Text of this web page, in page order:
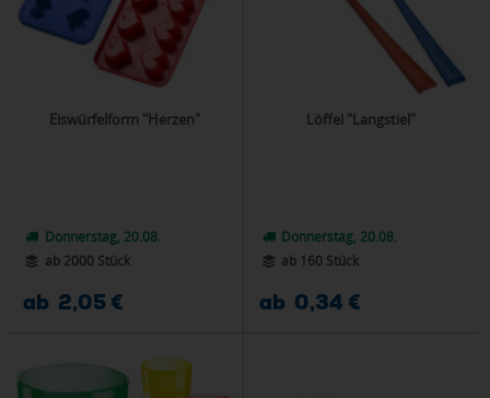
Eiswürfelform "Herzen"
Donnerstag, 20.08.
ab 2000 Stück
ab 2,05 €
Löffel "Langstiel"
Donnerstag, 20.08.
ab 160 Stück
ab 0,34 €